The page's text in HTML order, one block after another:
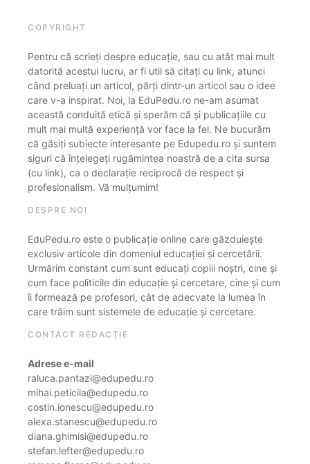
COPYRIGHT
Pentru că scrieți despre educație, sau cu atât mai mult
datorită acestui lucru, ar fi util să citați cu link, atunci
când preluați un articol, părți dintr-un articol sau o idee
care v-a inspirat. Noi, la EduPedu.ro ne-am asumat
această conduită etică și sperăm că și publicațiile cu
mult mai multă experiență vor face la fel. Ne bucurăm
că găsiți subiecte interesante pe Edupedu.ro și suntem
siguri că înțelegeți rugămintea noastră de a cita sursa
(cu link), ca o declarație reciprocă de respect și
profesionalism. Vă mulțumim!
DESPRE NOI
EduPedu.ro este o publicație online care găzduiește
exclusiv articole din domeniul educației și cercetării.
Urmărim constant cum sunt educați copiii noștri, cine și
cum face politicile din educație și cercetare, cine și cum
îi formează pe profesori, cât de adecvate la lumea în
care trăim sunt sistemele de educație și cercetare.
CONTACT REDACȚIE
Adrese e-mail
raluca.pantazi@edupedu.ro
mihai.peticila@edupedu.ro
costin.ionescu@edupedu.ro
alexa.stanescu@edupedu.ro
diana.ghimisi@edupedu.ro
stefan.lefter@edupedu.ro